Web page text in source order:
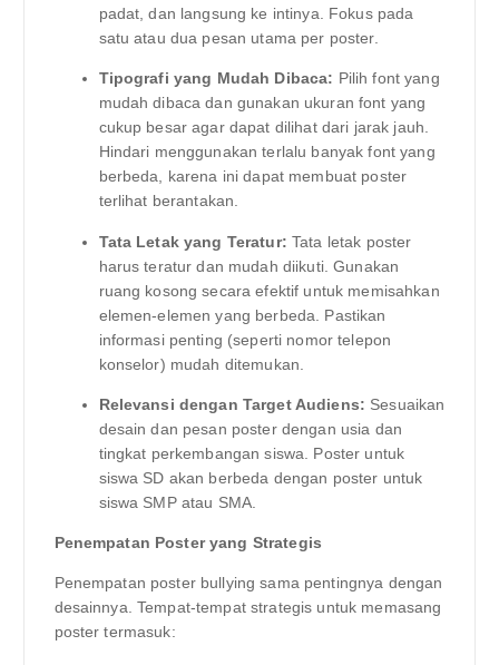
padat, dan langsung ke intinya. Fokus pada
satu atau dua pesan utama per poster.
Tipografi yang Mudah Dibaca: Pilih font yang
mudah dibaca dan gunakan ukuran font yang
cukup besar agar dapat dilihat dari jarak jauh.
Hindari menggunakan terlalu banyak font yang
berbeda, karena ini dapat membuat poster
terlihat berantakan.
Tata Letak yang Teratur: Tata letak poster
harus teratur dan mudah diikuti. Gunakan
ruang kosong secara efektif untuk memisahkan
elemen-elemen yang berbeda. Pastikan
informasi penting (seperti nomor telepon
konselor) mudah ditemukan.
Relevansi dengan Target Audiens: Sesuaikan
desain dan pesan poster dengan usia dan
tingkat perkembangan siswa. Poster untuk
siswa SD akan berbeda dengan poster untuk
siswa SMP atau SMA.
Penempatan Poster yang Strategis
Penempatan poster bullying sama pentingnya dengan
desainnya. Tempat-tempat strategis untuk memasang
poster termasuk: